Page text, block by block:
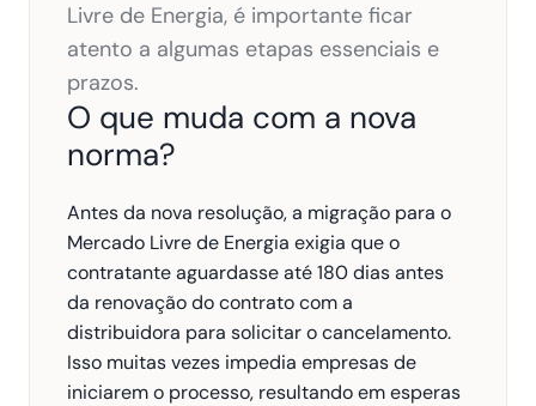
Livre de Energia, é importante ficar
atento a algumas etapas essenciais e
prazos.
O que muda com a nova
norma?
Antes da nova resolução, a migração para o
Mercado Livre de Energia exigia que o
contratante aguardasse até 180 dias antes
da renovação do contrato com a
distribuidora para solicitar o cancelamento.
Isso muitas vezes impedia empresas de
iniciarem o processo, resultando em esperas